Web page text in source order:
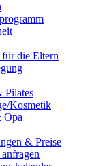
die Eltern
Pilates
Kosmetik
Opa
& Preise